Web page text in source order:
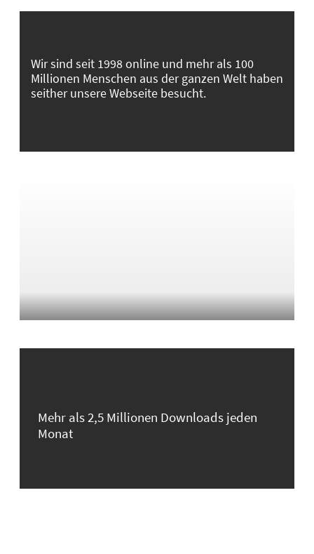
Wir sind seit 1998 online und mehr als 100
Millionen Menschen aus der ganzen Welt haben
seither unsere Webseite besucht.
Mehr als 2,5 Millionen Downloads jeden
Monat